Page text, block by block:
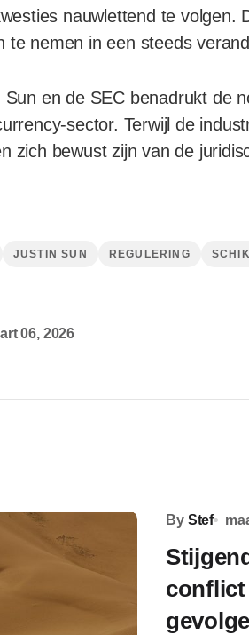
nauwlettend te volgen.
te nemen in een steeds
en de SEC benadrukt de
sector. Terwijl de
zich bewust zijn van de
JUSTIN SUN REGULERING
06, 2026
By Stef
conflict